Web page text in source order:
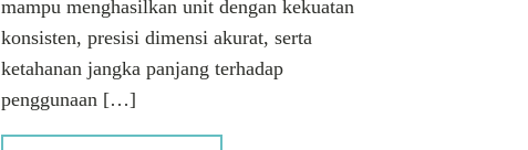
mampu menghasilkan unit dengan kekuatan
konsisten, presisi dimensi akurat, serta
ketahanan jangka panjang terhadap
penggunaan […]